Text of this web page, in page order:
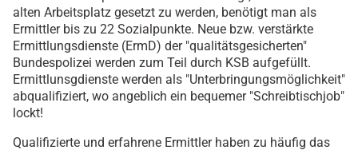
alten Arbeitsplatz gesetzt zu werden, benötigt man als
Ermittler bis zu 22 Sozialpunkte. Neue bzw. verstärkte
Ermittlungsdienste (ErmD) der "qualitätsgesicherten"
Bundespolizei werden zum Teil durch KSB aufgefüllt.
Ermittlunsgdienste werden als "Unterbringungsmöglichkeit"
abqualifiziert, wo angeblich ein bequemer "Schreibtischjob"
lockt!
Qualifizierte und erfahrene Ermittler haben zu häufig das